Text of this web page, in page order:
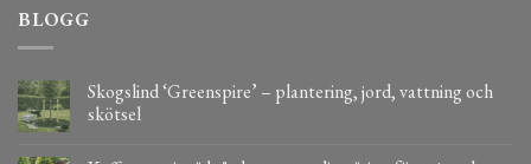
BLOGG
Skogslind ‘Greenspire’ – plantering, jord, vattning och
skötsel